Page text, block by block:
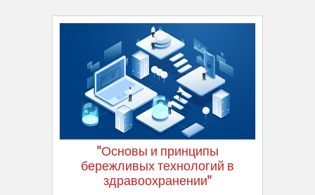
"Основы и принципы
бережливых технологий в
здравоохранении"